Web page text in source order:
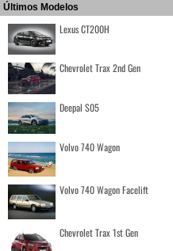
Últimos Modelos
Lexus CT200H
Chevrolet Trax 2nd Gen
Deepal S05
Volvo 740 Wagon
Volvo 740 Wagon Facelift
Chevrolet Trax 1st Gen